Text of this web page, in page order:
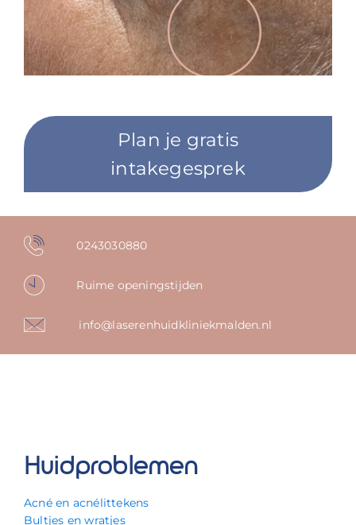
Plan je gratis
intakegesprek
0243030880
Ruime openingstijden
info@laserenhuidkliniekmalden.nl
Huidproblemen
Acné en acnélittekens
Bultjes en wratjes